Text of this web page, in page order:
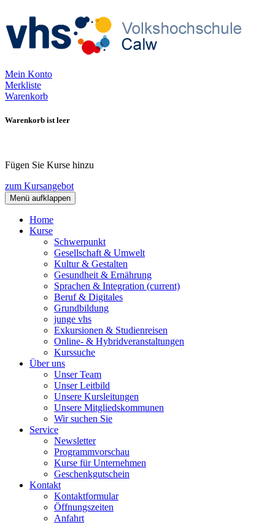
Mein Konto
Merkliste
Warenkorb
Warenkorb ist leer
Fügen Sie Kurse hinzu
zum Kursangebot
Menü aufklappen
Home
Kurse
Schwerpunkt
Gesellschaft & Umwelt
Kultur & Gestalten
Gesundheit & Ernährung
Sprachen & Integration (current)
Beruf & Digitales
Grundbildung
junge vhs
Exkursionen & Studienreisen
Online- & Hybridveranstaltungen
Kurssuche
Über uns
Unser Team
Unser Leitbild
Unsere Kursleitungen
Unsere Mitgliedskommunen
Wir suchen Sie
Service
Newsletter
Programmvorschau
Kurse für Unternehmen
Geschenkgutschein
Kontakt
Kontaktformular
Öffnungszeiten
Anfahrt